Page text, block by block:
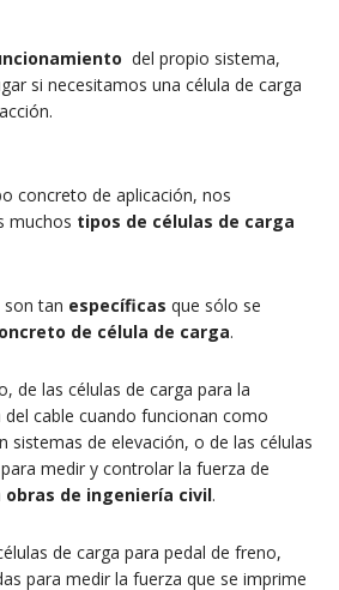
del propio sistema,
si necesitamos una célula de carga
concreto de aplicación, nos
muchos tipos de células de carga
son tan específicas que sólo se
de célula de carga.
de las células de carga para la
cable cuando funcionan como
sistemas de elevación, o de las células
medir y controlar la fuerza de
obras de ingeniería civil.
de carga para pedal de freno,
para medir la fuerza que se imprime